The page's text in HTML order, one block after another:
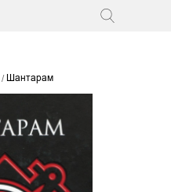
Шантарам